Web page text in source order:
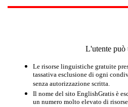
L'utente può
Le risorse linguistiche gratuite
tassativa esclusione di ogni
senza autorizzazione scritta.
Il nome del sito EnglishGratis è
un numero molto elevato di